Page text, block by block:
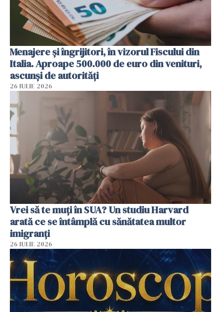
Menajere și îngrijitori, în vizorul Fiscului din
Italia. Aproape 500.000 de euro din venituri,
ascunși de autorități
26 IULIE 2026
Vrei să te muți în SUA? Un studiu Harvard
arată ce se întâmplă cu sănătatea multor
imigranți
26 IULIE 2026